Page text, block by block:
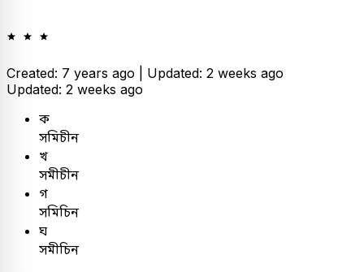
Created: 7 years ago | Updated: 2 weeks ago
Updated: 2 weeks ago
ক
সমিচীন
খ
সমীচীন
গ
সমিচিন
ঘ
সমীচিন